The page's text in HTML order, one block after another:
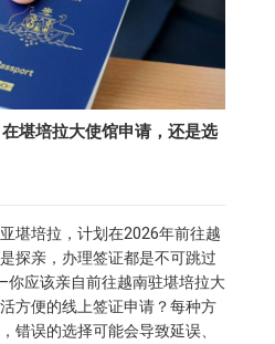
堪培拉大使馆申请，还是选
堪培拉，计划在2026年前往越
探亲，办理签证都是不可跳过
应该亲自前往越南驻堪培拉大
方便的线上签证申请？每种方
错误的选择可能会导致延误、